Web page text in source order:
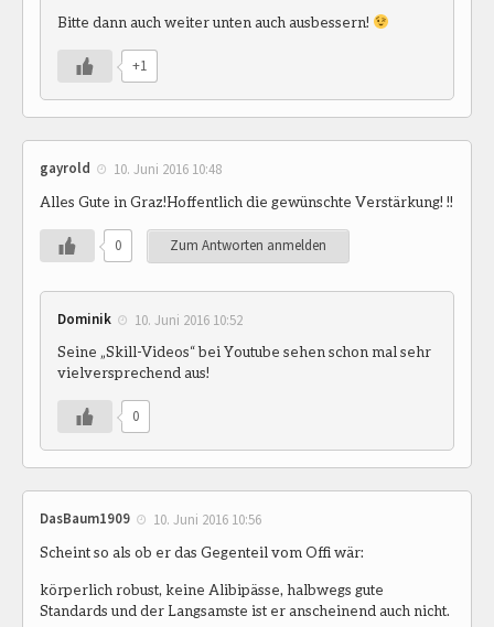
Bitte dann auch weiter unten auch ausbessern!
+1
gayrold 10. Juni 2016 10:48
Alles Gute in Graz!Hoffentlich die gewünschte Verstärkung! !!
0 Zum Antworten anmelden
Dominik 10. Juni 2016 10:52
Seine „Skill-Videos“ bei Youtube sehen schon mal sehr
vielversprechend aus!
0
DasBaum1909 10. Juni 2016 10:56
Scheint so als ob er das Gegenteil vom Offi wär:
körperlich robust, keine Alibipässe, halbwegs gute
Standards und der Langsamste ist er anscheinend auch nicht.